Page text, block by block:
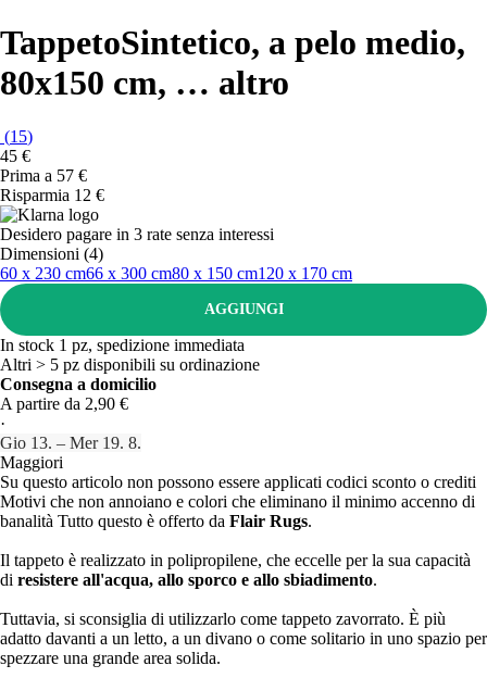
TappetoSintetico, a pelo medio,
80x150 cm, … altro
(15)
45 €
Prima a 57 €
Risparmia 12 €
Desidero pagare in 3 rate senza interessi
Dimensioni (4)
60 x 230 cm66 x 300 cm80 x 150 cm120 x 170 cm
AGGIUNGI
In stock 1 pz, spedizione immediata
Altri > 5 pz disponibili su ordinazione
Consegna a domicilio
A partire da 2,90 €
·
Gio 13. – Mer 19. 8.
Maggiori
Su questo articolo non possono essere applicati codici sconto o crediti
Motivi che non annoiano e colori che eliminano il minimo accenno di
banalità Tutto questo è offerto da Flair Rugs.
Il tappeto è realizzato in polipropilene, che eccelle per la sua capacità
di resistere all'acqua, allo sporco e allo sbiadimento.
Tuttavia, si sconsiglia di utilizzarlo come tappeto zavorrato. È più
adatto davanti a un letto, a un divano o come solitario in uno spazio per
spezzare una grande area solida.